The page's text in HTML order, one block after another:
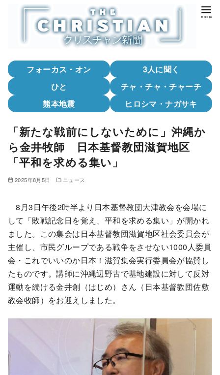
フォーカス・オン
3人に聞く
ひと
チャ・チャ・チャーチ
熊本地震
ヒロシマ・ナガサキ
「新たな戦前にしないために」沖縄か
ら金井牧師 日本基督教団滋賀地区
「平和を求める集い」
2025年8月5日 ニュース
8月3日午後2時半より日本基督教団大津教会を会場に
して「敗戦記念日を覚え、平和を求める集い」が開かれ
ました。この集会は日本基督教団滋賀地区社会委員会が
主催し、市民グループである戦争をさせない1000人委員
会・これでいいのか日本！滋賀集会実行委員会が協賛し
たものです。講師に沖縄辺野古で基地建設に対して反対
運動を続ける金井創（はじめ）さん（日本基督教団佐敷
教会牧師）をお迎えしました。